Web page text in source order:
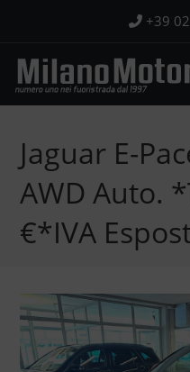
contenuto
+39
Jaguar E-
AWD Auto.
€*IVA